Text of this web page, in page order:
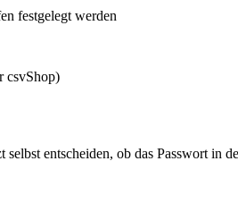
festgelegt werden
csvShop)
entscheiden, ob das Passwort in